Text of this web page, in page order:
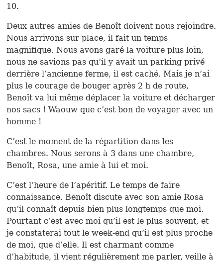
10.
Deux autres amies de Benoît doivent nous rejoindre.
Nous arrivons sur place, il fait un temps
magnifique. Nous avons garé la voiture plus loin,
nous ne savions pas qu’il y avait un parking privé
derrière l’ancienne ferme, il est caché. Mais je n’ai
plus le courage de bouger après 2 h de route,
Benoît va lui même déplacer la voiture et décharger
nos sacs ! Waouw que c’est bon de voyager avec un
homme !
C’est le moment de la répartition dans les
chambres. Nous serons à 3 dans une chambre,
Benoît, Rosa, une amie à lui et moi.
C’est l’heure de l’apéritif. Le temps de faire
connaissance. Benoît discute avec son amie Rosa
qu’il connaît depuis bien plus longtemps que moi.
Pourtant c’est avec moi qu’il est le plus souvent, et
je constaterai tout le week-end qu’il est plus proche
de moi, que d’elle. Il est charmant comme
d’habitude, il vient régulièrement me parler, veille à